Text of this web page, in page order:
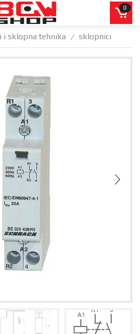
0
i sklopna tehnika / sklopnici